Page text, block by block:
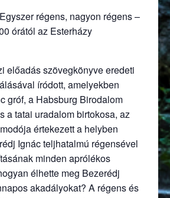
régens, nagyon régens –
órától az Esterházy
előadás szövegkönyve eredeti
íródott, amelyekben
gróf, a Habsburg Birodalom
a tatai uradalom birtokosa, az
értekezett a helyben
Ignác teljhatalmú régensével
minden aprólékos
élhette meg Bezerédj
akadályokat? A régens és